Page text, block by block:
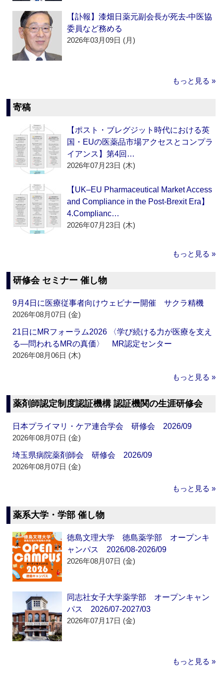
【訃報】漆畑日薬元副会長が死去‐中医協
委員など務める
2026年03月09日 (月)
もっと見る »
寄稿
【ポスト・ブレグジット時代における英
国・EUの医薬品市場アクセスとコンプラ
イアンス】第4回…
2026年07月23日 (木)
【UK–EU Pharmaceutical Market Access
and Compliance in the Post-Brexit Era】
4.Complianc…
2026年07月23日 (木)
もっと見る »
研修会 セミナー 催し物
9月4日に医療従事者向けウェビナー開催 サクラ精機
2026年08月07日 (金)
21日にMRフォーラム2026 〈学び続ける力が医療を支え
る―問われるMRの真価〉 MR認定センター
2026年08月06日 (木)
もっと見る »
薬剤師認定制度認証機構 認証機関の生涯研修会
日本プライマリ・ケア連合学会 研修会 2026/09
2026年08月07日 (金)
埼玉県病院薬剤師会 研修会 2026/09
2026年08月07日 (金)
もっと見る »
薬系大学・学部 催し物
徳島文理大学 徳島薬学部 オープンキ
ャンパス 2026/08-2026/09
2026年08月07日 (金)
同志社女子大学薬学部 オープンキャン
パス 2026/07-2027/03
2026年07月17日 (金)
もっと見る »